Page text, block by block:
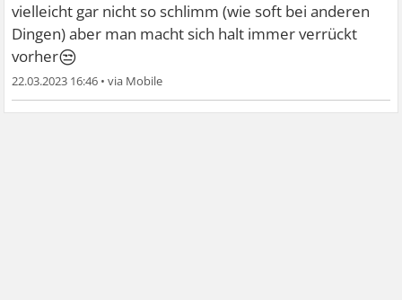
vielleicht gar nicht so schlimm (wie soft bei anderen
Dingen) aber man macht sich halt immer verrückt
vorher😒
22.03.2023 16:46 •